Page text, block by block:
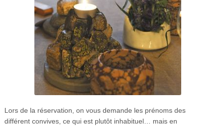
Lors de la réservation, on vous demande les prénoms des
différent convives, ce qui est plutôt inhabituel… mais en